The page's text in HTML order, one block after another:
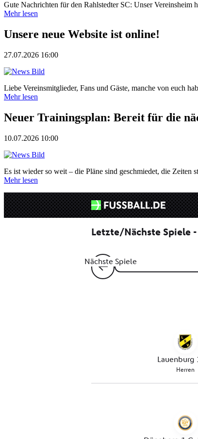
Gute Nachrichten für den Rahlstedter SC: Unser
Mehr lesen
Unsere neue Website ist online!
27.07.2026 16:00
Liebe Vereinsmitglieder, Fans und Gäste, manche von euch
Mehr lesen
Neuer Trainingsplan: Bereit für die
10.07.2026 10:00
Es ist wieder so weit – die Pläne sind geschmiedet, die
Mehr lesen